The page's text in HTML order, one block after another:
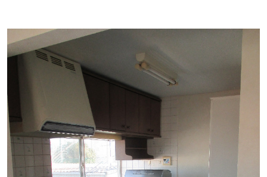
ヨコエネ公式ブログ
店舗・事業所案内
お問い合わせ